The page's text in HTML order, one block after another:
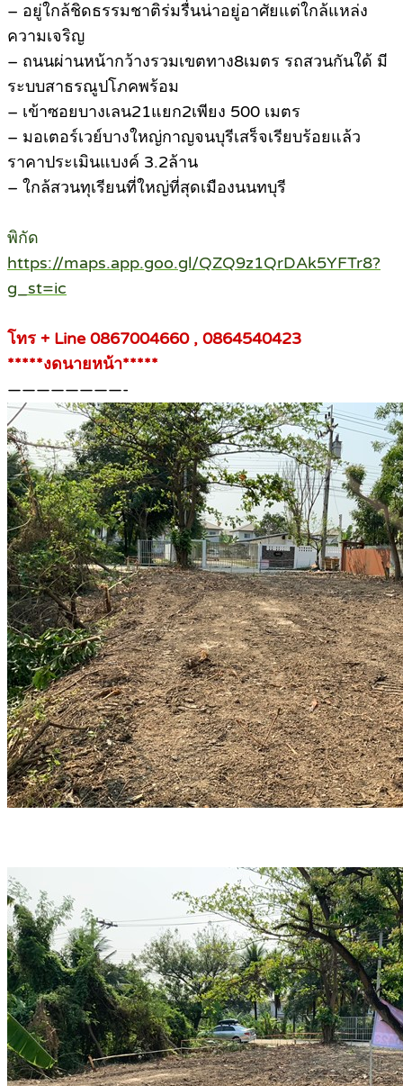
– อยู่ใกล้ชิดธรรมชาติร่มรื่นน่าอยู่อาศัยแต่ใกล้แหล่ง
ความเจริญ
– ถนนผ่านหน้ากว้างรวมเขตทาง8เมตร รถสวนกันใด้ มี
ระบบสาธรณูปโภคพร้อม
– เข้าซอยบางเลน21แยก2เพียง 500 เมตร
– มอเตอร์เวย์บางใหญ่กาญจนบุรีเสร็จเรียบร้อยแล้ว
ราคาประเมินแบงค์ 3.2ล้าน
– ใกล้สวนทุเรียนที่ใหญ่ที่สุดเมืองนนทบุรี
พิกัด
https://maps.app.goo.gl/QZQ9z1QrDAk5YFTr8?
g_st=ic
โทร + Line 0867004660 , 0864540423
*****งดนายหน้า*****
————————-